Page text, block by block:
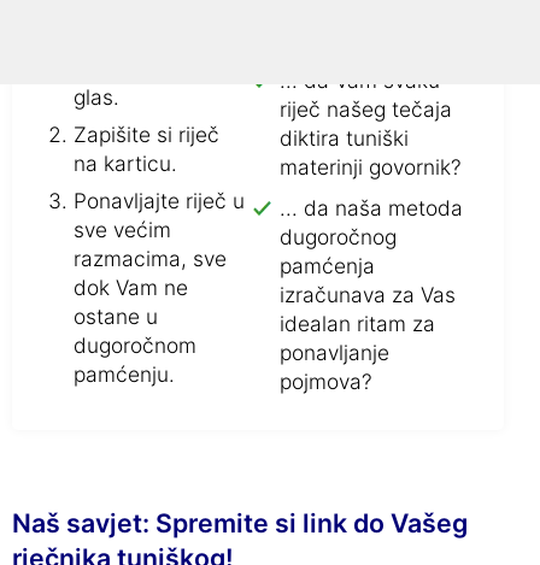
glas.
Zapišite si riječ
na karticu.
Ponavljajte riječ u
sve većim
razmacima, sve
dok Vam ne
ostane u
dugoročnom
pamćenju.
... da Vam svaku
riječ našeg tečaja
diktira tuniški
materinji govornik?
... da naša metoda
dugoročnog
pamćenja
izračunava za Vas
idealan ritam za
ponavljanje
pojmova?
Naš savjet: Spremite si link do Vašeg
rječnika tuniškog!